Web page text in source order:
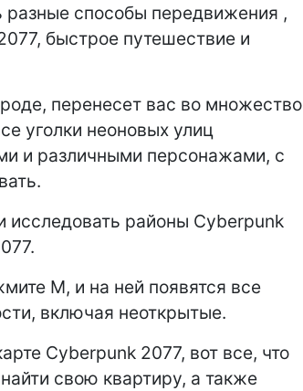
способы передвижения ,
быстрое путешествие и
перенесет вас во множество
уголки неоновых улиц
и различными персонажами, с
исследовать районы Cyberpunk
M, и на ней появятся все
включая неоткрытые.
Cyberpunk 2077, вот все, что
свою квартиру, а также